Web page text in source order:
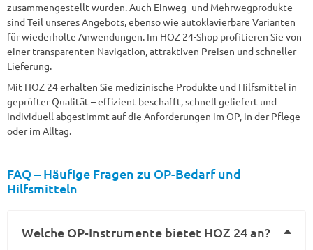
zusammengestellt wurden. Auch Einweg- und Mehrwegprodukte
sind Teil unseres Angebots, ebenso wie autoklavierbare Varianten
für wiederholte Anwendungen. Im HOZ 24-Shop profitieren Sie von
einer transparenten Navigation, attraktiven Preisen und schneller
Lieferung.
Mit HOZ 24 erhalten Sie medizinische Produkte und Hilfsmittel in
geprüfter Qualität – effizient beschafft, schnell geliefert und
individuell abgestimmt auf die Anforderungen im OP, in der Pflege
oder im Alltag.
FAQ – Häufige Fragen zu OP-Bedarf und
Hilfsmitteln
Welche OP-Instrumente bietet HOZ 24 an?